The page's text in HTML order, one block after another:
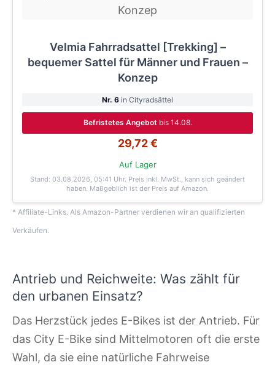
Velmia Fahrradsattel [Trekking] –
bequemer Sattel für Männer und Frauen –
Konzep
Nr. 6 in Cityradsättel
Befristetes Angebot bis 14.08.
29,72 €
Auf Lager
Stand: 03.08.2026, 05:41 Uhr. Preis inkl. MwSt., kann sich geändert
haben. Maßgeblich ist der Preis auf Amazon.
* Affiliate-Links. Als Amazon-Partner verdienen wir an qualifizierten
Verkäufen.
Antrieb und Reichweite: Was zählt für
den urbanen Einsatz?
Das Herzstück jedes E-Bikes ist der Antrieb. Für
das City E-Bike sind Mittelmotoren oft die erste
Wahl, da sie eine natürliche Fahrweise